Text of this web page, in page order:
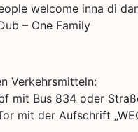
welcome inna di
– One Family
Verkehrsmitteln:
mit Bus 834 oder
mit der Aufschrift